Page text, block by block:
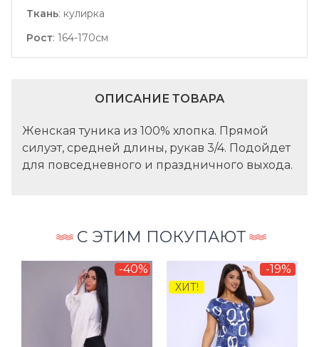
Ткань: кулирка
Рост: 164-170см
ОПИСАНИЕ ТОВАРА
Женская туника из 100% хлопка. Прямой
силуэт, средней длины, рукав 3/4. Подойдет
для повседневного и праздничного выхода.
С ЭТИМ ПОКУПАЮТ
-40%
ХИТ!
-19%